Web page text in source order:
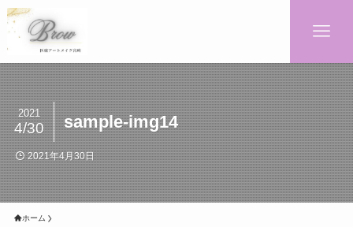
sample-img14
2021
4/30
2021年4月30日
ホーム